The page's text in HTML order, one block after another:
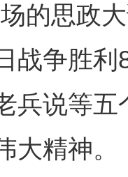
的思政
战争胜
兵说等
大精神。